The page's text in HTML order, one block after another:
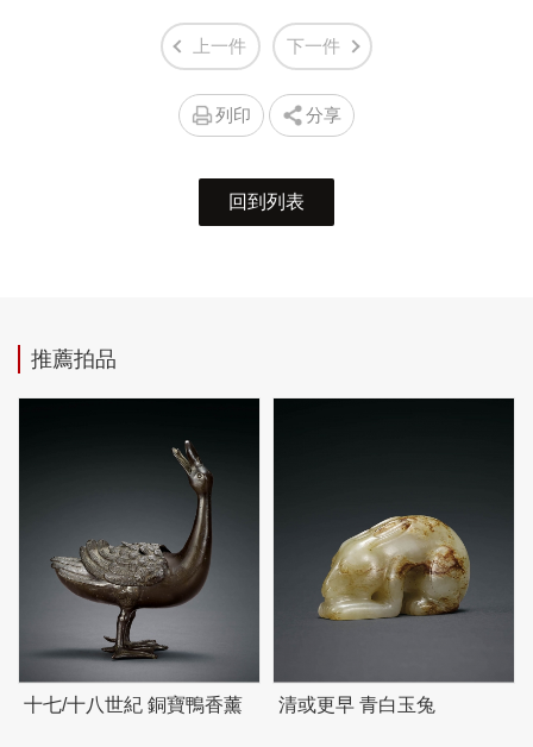
上一件 下一件
列印 分享
回到列表
推薦拍品
十七/十八世紀 銅寶鴨香薰 清或更早 青白玉兔